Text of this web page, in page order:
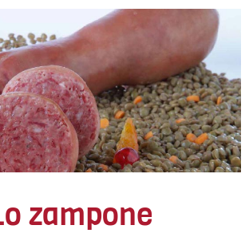
zampone